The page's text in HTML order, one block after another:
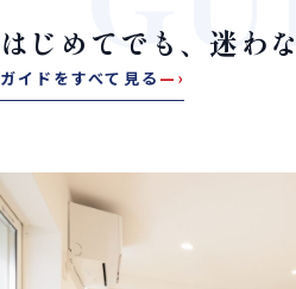
はじめてでも、迷わな
ガイドをすべて見る —›